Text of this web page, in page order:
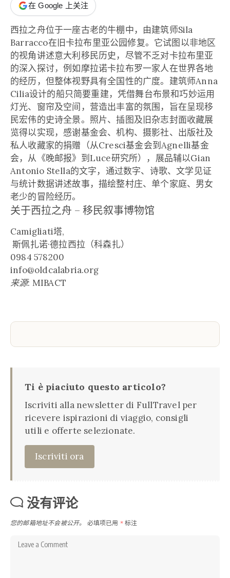
在 Google 上关注
西拉之舟位于一座古老的牛棚中，由建筑师Sila
Barracco在旧卡拉布里亚公园修复。它试图以非地区
的视角讲述意大利移民历史，尽管不乏对卡拉布里亚
的深入探讨，例如摩拉诺卡拉布罗一家人在世界各地
的经历，但整体视野具有全国性的广度。建筑师Anna
Cilia设计的船只简要重建，凭借舞台布景和巧妙运用
灯光、窗帘及空间，营造出丰富的氛围，旨在呈现移
民宏伟的史诗全景。照片、插图及旧杂志封面收藏展
览得以实现，感谢基金会、机构、摄影社、出版社及
私人收藏家的捐赠（从Cresci基金会到Agnelli基金
会，从《晚邮报》到Luce研究所），展品辅以Gian
Antonio Stella的文字，通过数字、诗歌、文学见证
与统计数据讲述故事，描绘整村庄、单个家庭、男女
老少的冒险经历。
关于西拉之舟 – 移民叙事博物馆
Camigliati塔,
斯佩扎诺·德拉西拉（科森扎）
0984 578200
info@oldcalabria.org
来源: MIBACT
Ti è piaciuto questo articolo?
Iscriviti alla newsletter di FullTravel per
ricevere ispirazioni di viaggio, consigli
utili e offerte selezionate.
Iscriviti ora
没有评论
您的邮箱地址不会被公开。 必填项已用 * 标注